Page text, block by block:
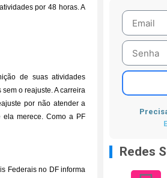
por 48 horas. A
de suas atividades
o reajuste. A carreira
por não atender a
ela merece. Como a PF
Federais no DF informa
Redes